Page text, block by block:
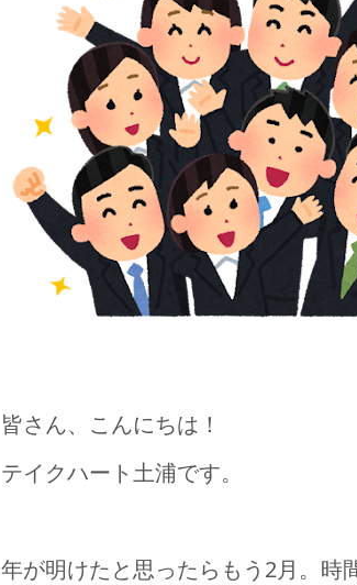
皆さん、こんにちは！
テイクハート土浦です。
年が明けたと思ったらもう2月。時